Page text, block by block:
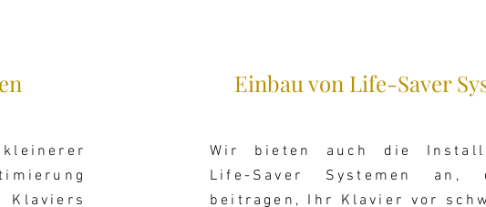
Einbau von Life-Saver
Wir bieten auch die
Life-Saver Systemen an,
beitragen, Ihr Klavier vor